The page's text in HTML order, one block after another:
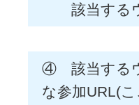
該当するウ
④ 該当するウ
な参加URL(